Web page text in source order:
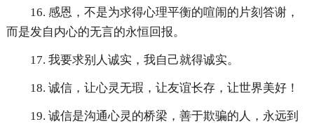
16. 感恩，不是为求得心理平衡的喧闹的片刻答谢，
而是发自内心的无言的永恒回报。
17. 我要求别人诚实，我自己就得诚实。
18. 诚信，让心灵无瑕，让友谊长存，让世界美好！
19. 诚信是沟通心灵的桥梁，善于欺骗的人，永远到